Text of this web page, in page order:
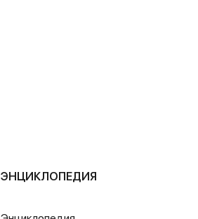
ЭНЦИКЛОПЕДИЯ